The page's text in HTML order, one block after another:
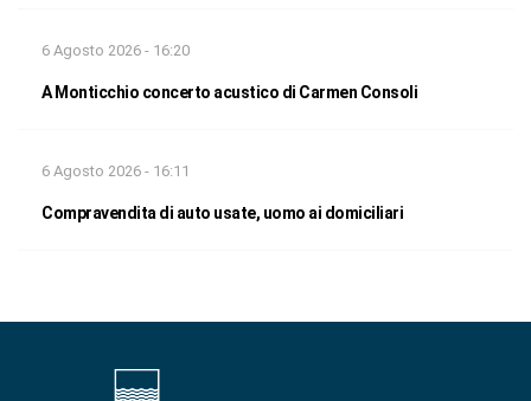
6 Agosto 2026 - 16:20
A Monticchio concerto acustico di Carmen Consoli
6 Agosto 2026 - 16:11
Compravendita di auto usate, uomo ai domiciliari